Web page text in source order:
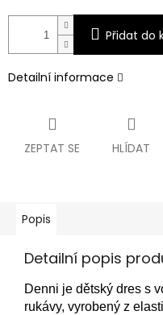
Přidat do
Detailní informace
ZEPTAT SE HLÍDAT
Popis
Detailní popis
Denni je dětský dres s
rukávy, vyrobený z